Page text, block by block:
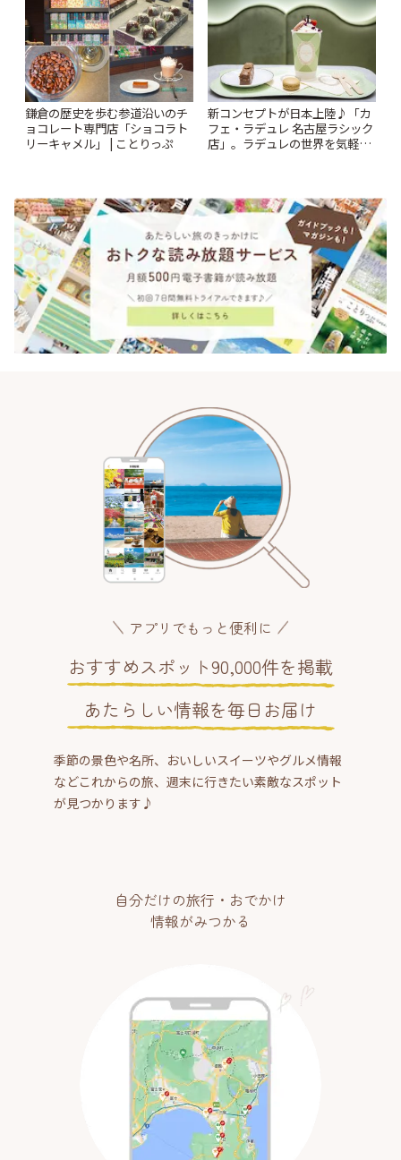
鎌倉の歴史を歩む参道沿いのチ
ョコレート専門店「ショコラト
リーキャメル」 | ことりっぷ
新コンセプトが日本上陸♪「カ
フェ・ラデュレ 名古屋ラシック
店」。ラデュレの世界を気軽に
アプリでもっと便利に
おすすめスポット90,000件を掲載
あたらしい情報を毎日お届け
季節の景色や名所、おいしいスイーツやグルメ情報
などこれからの旅、週末に行きたい素敵なスポット
が見つかります♪
自分だけの旅行・おでかけ
情報がみつかる